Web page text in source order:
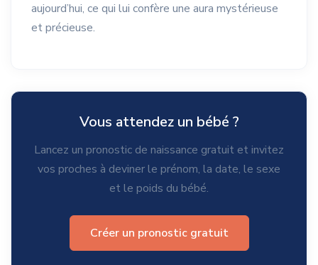
aujourd’hui, ce qui lui confère une aura mystérieuse
et précieuse.
Vous attendez un bébé ?
Lancez un pronostic de naissance gratuit et invitez
vos proches à deviner le prénom, la date, le sexe
et le poids du bébé.
Créer un pronostic gratuit